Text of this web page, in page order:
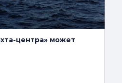
центра» может